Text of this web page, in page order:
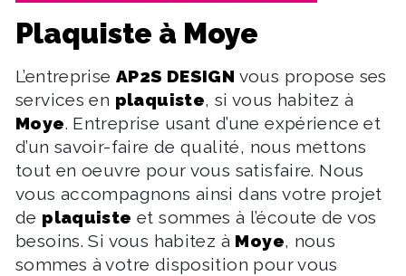
plaquiste à Moye
L’entrepriseAP2S DESIGN vous propose ses
services en plaquiste, si vous habitez à
Moye. Entreprise usant d’une expérience et
d’un savoir-faire de qualité, nous mettons
tout en oeuvre pour vous satisfaire. Nous
vous accompagnons ainsi dans votre projet
de plaquiste et sommes à l’écoute de vos
besoins. Si vous habitez à Moye, nous
sommes à votre disposition pour vous